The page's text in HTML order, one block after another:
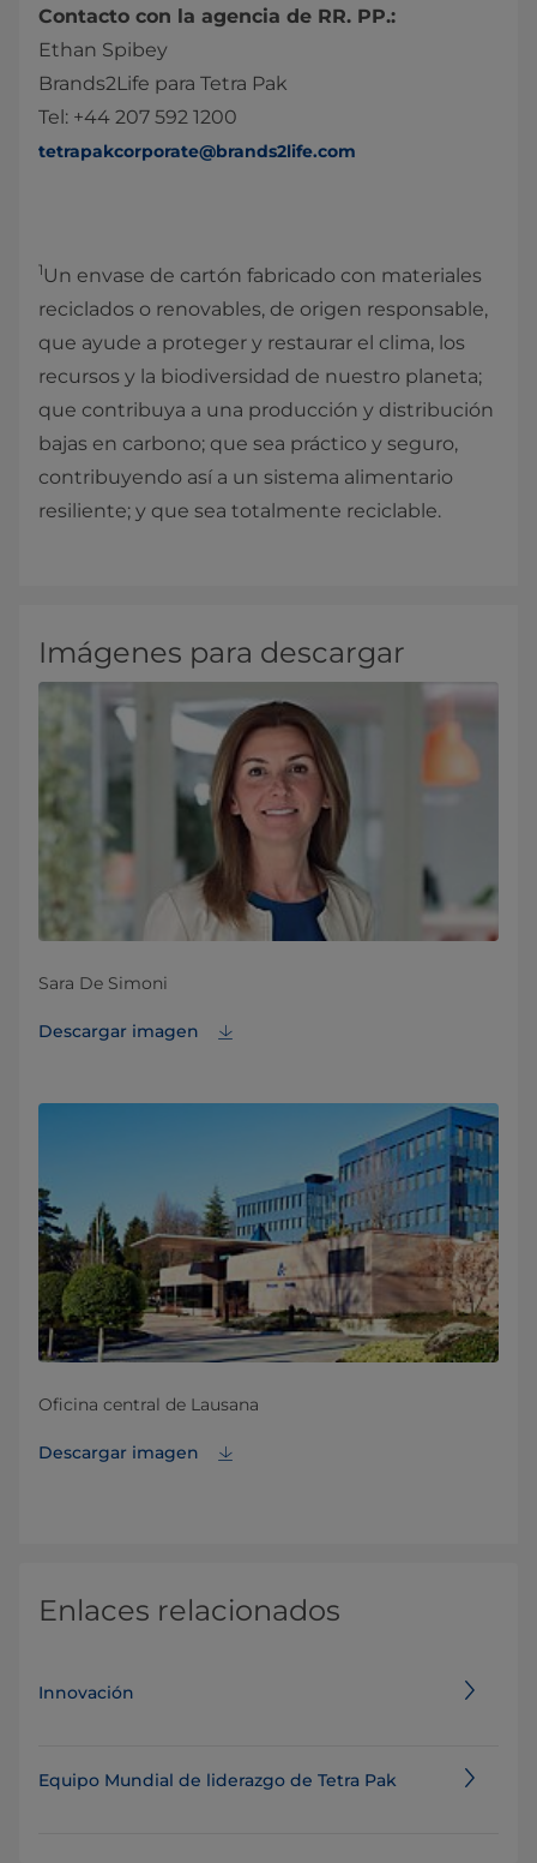
Contacto con la agencia de RR. PP.:
Ethan Spibey
Brands2Life para Tetra Pak
Tel: +44 207 592 1200
tetrapakcorporate@brands2life.com
1Un envase de cartón fabricado con materiales
reciclados o renovables, de origen responsable,
que ayude a proteger y restaurar el clima, los
recursos y la biodiversidad de nuestro planeta;
que contribuya a una producción y distribución
bajas en carbono; que sea práctico y seguro,
contribuyendo así a un sistema alimentario
resiliente; y que sea totalmente reciclable.
Imágenes para descargar
Sara De Simoni
Descargar imagen
Oficina central de Lausana
Descargar imagen
Enlaces relacionados
Innovación
Equipo Mundial de liderazgo de Tetra Pak